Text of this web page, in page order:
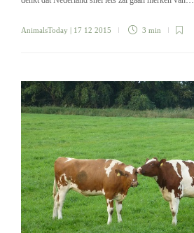
AnimalsToday | 17 12 2015 3 min